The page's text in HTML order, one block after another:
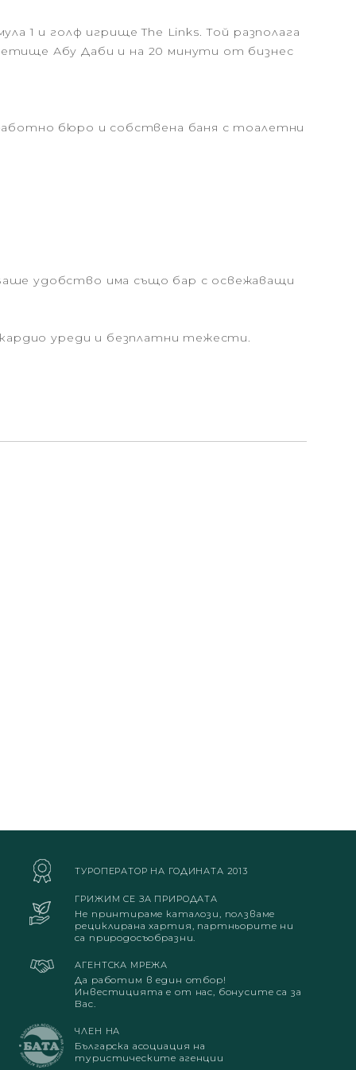
1 и голф игрище The Links. Той разполага
Абу Даби и на 20 минути от бизнес
бюро и собствена баня с тоалетни
удобство има също бар с освежаващи
уреди и безплатни тежести.
ТУРОПЕРАТОР НА ГОДИНАТА 2013
ГРИЖИМ СЕ ЗА ПРИРОДАТА
Не принтираме каталози, ползваме
рециклирана хартия, партньорите ни
са природосъобразни.
АГЕНТСКА МРЕЖА
Да работим в един отбор!
Инвестицията е от нас, бонусите са за
Вас.
ЧЛЕН НА
Българска асоциация на
туристическите агенции